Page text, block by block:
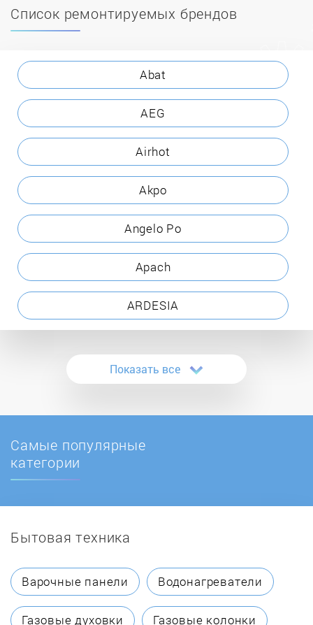
Список ремонтируемых брендов
Abat
AEG
Airhot
Akpo
Angelo Po
Apach
ARDESIA
Asko
ATLAN
Beko
Beltratto
Показать все
Самые популярные
категории
Бытовая техника
Варочные панели Водонагреватели
Газовые духовки Газовые колонки